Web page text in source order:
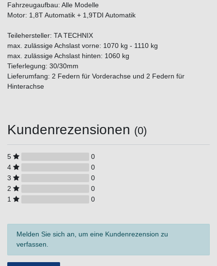
Fahrzeugaufbau: Alle Modelle
Motor: 1,8T Automatik + 1,9TDI Automatik
Teilehersteller: TA TECHNIX
max. zulässige Achslast vorne: 1070 kg - 1110 kg
max. zulässige Achslast hinten: 1060 kg
Tieferlegung: 30/30mm
Lieferumfang: 2 Federn für Vorderachse und 2 Federn für
Hinterachse
Kundenrezensionen (0)
5
0
4
0
3
0
2
0
1
0
Melden Sie sich an, um eine Kundenrezension zu
verfassen.